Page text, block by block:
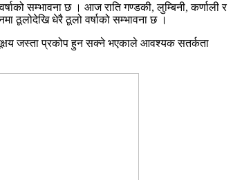
सम्भावना छ । आज राति गण्डकी, लुम्बिनी, कर्णाली र
ठूलोदेखि धेरै ठूलो वर्षाको सम्भावना छ ।
भूक्षय जस्ता प्रकोप हुन सक्ने भएकाले आवश्यक सतर्कता